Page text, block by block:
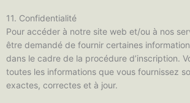
11. Confidentialité
Pour accéder à notre site web et/ou à nos
être demandé de fournir certaines
dans le cadre de la procédure d’inscription.
toutes les informations que vous fournissez
exactes, correctes et à jour.